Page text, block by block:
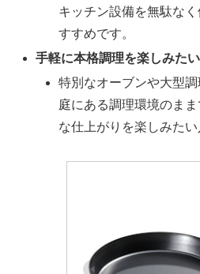
キッチン設備を無駄な
すすめです。
手軽に本格調理を楽しみた
特別なオーブンや大型
庭にある調理環境のま
な仕上がりを楽しみたい